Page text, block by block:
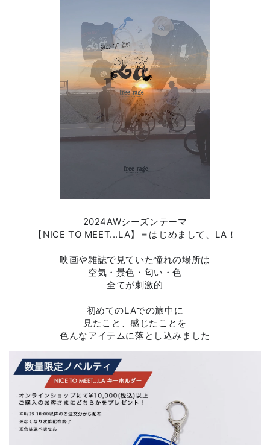
2024AWシーズンテーマ
【 NICE TO MEET...LA】＝はじめまして、LA！
映画や雑誌で見ていた憧れの場所は
空気・景色・匂い・色
全てが刺激的
初めてのLAでの旅中に
見たこと、感じたことを
色んなアイテムに落とし込みました